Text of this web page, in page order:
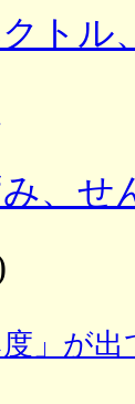
トル
、せ
」が